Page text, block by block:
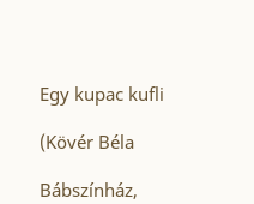
Egy kupac kufli
(Kövér Béla
Bábszínház,